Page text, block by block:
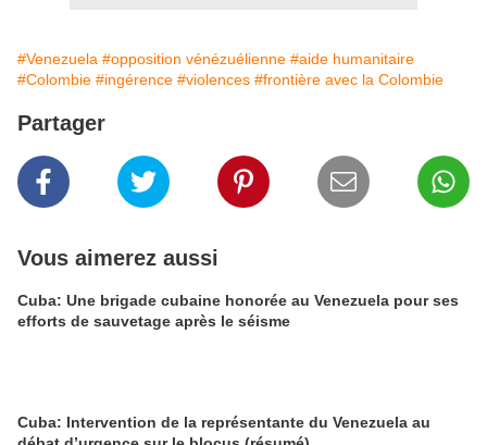
#Venezuela #opposition vénézuélienne #aide humanitaire
#Colombie #ingérence #violences #frontière avec la Colombie
Partager
Vous aimerez aussi
Cuba: Une brigade cubaine honorée au Venezuela pour ses
efforts de sauvetage après le séisme
Cuba: Intervention de la représentante du Venezuela au